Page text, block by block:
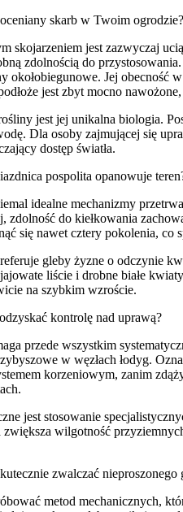
skarb w Twoim ogrodzie?
skojarzeniem jest zazwyczaj
zdolnością do
Jej obecność
jest zbyt mocno
jest jej unikalna biologia.
Dla osoby zajmującej się
dostęp światła.
pospolita opanowuje
idealne mechanizmy
do kiełkowania
się nawet cztery pokolenia,
gleby żyzne o odczynie
liście i drobne białe
na szybkim wzroście.
kontrolę nad uprawą?
przede wszystkim
w węzłach łodyg.
korzeniowym, zanim
jest stosowanie
zwiększa wilgotność
zwalczać nieproszonego
metod mechanicznych,